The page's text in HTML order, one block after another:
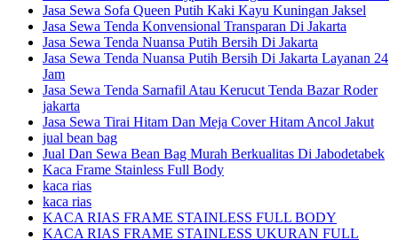
Jasa Sewa Sofa Queen Putih Kaki Kayu Kuningan Jaksel
Jasa Sewa Tenda Konvensional Transparan Di Jakarta
Jasa Sewa Tenda Nuansa Putih Bersih Di Jakarta
Jasa Sewa Tenda Nuansa Putih Bersih Di Jakarta Layanan 24
Jam
Jasa Sewa Tenda Sarnafil Atau Kerucut Tenda Bazar Roder
jakarta
Jasa Sewa Tirai Hitam Dan Meja Cover Hitam Ancol Jakut
jual bean bag
Jual Dan Sewa Bean Bag Murah Berkualitas Di Jabodetabek
Kaca Frame Stainless Full Body
kaca rias
kaca rias
KACA RIAS FRAME STAINLESS FULL BODY
KACA RIAS FRAME STAINLESS UKURAN FULL